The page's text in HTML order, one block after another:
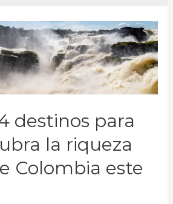
destinos para
la riqueza
Colombia este